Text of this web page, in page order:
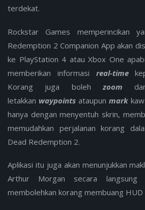
terdekat.
Rockstar Games memperincikan
Redemption 2 Companion App akan
ke PlayStation 4 atau Xbox One
memberikan informasi real-time
Korang juga boleh zoom
letakkan waypoints ataupun mark
hanya dengan menyentuh skrin,
memudahkan perjalanan korang
Dead Redemption 2.
Aplikasi itu juga akan menunjukkan
Arthur Morgan secara
membolehkan korang membuang HUD